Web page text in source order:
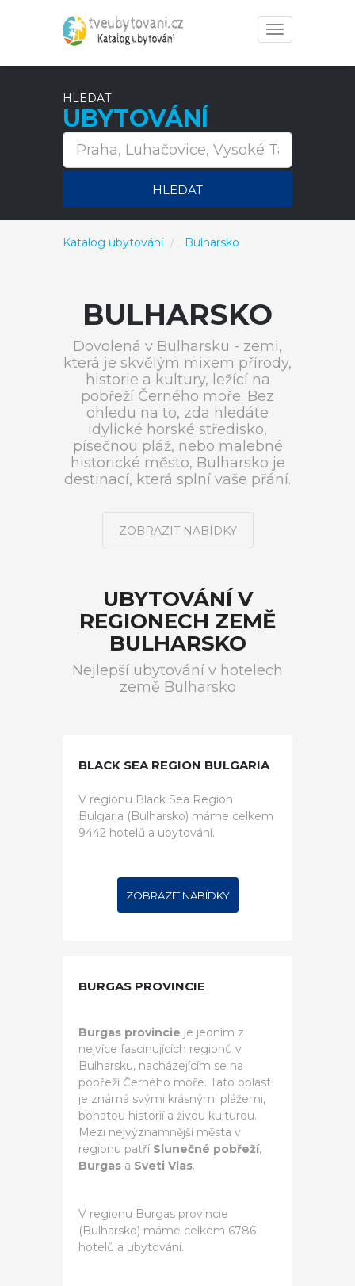
Toggle
navigation
HLEDAT
UBYTOVÁNÍ
HLEDAT
Katalog ubytování Bulharsko
BULHARSKO
Dovolená v Bulharsku - zemi,
která je skvělým mixem přírody,
historie a kultury, ležící na
pobřeží Černého moře. Bez
ohledu na to, zda hledáte
idylické horské středisko,
písečnou pláž, nebo malebné
historické město, Bulharsko je
destinací, která splní vaše přání.
ZOBRAZIT NABÍDKY
UBYTOVÁNÍ V
REGIONECH ZEMĚ
BULHARSKO
Nejlepší ubytování v hotelech
země Bulharsko
BLACK SEA REGION BULGARIA
V regionu Black Sea Region
Bulgaria (Bulharsko) máme celkem
9442 hotelů a ubytování.
ZOBRAZIT NABÍDKY
BURGAS PROVINCIE
Burgas provincie je jedním z
nejvíce fascinujících regionů v
Bulharsku, nacházejícím se na
pobřeží Černého moře. Tato oblast
je známá svými krásnými plážemi,
bohatou historií a živou kulturou.
Mezi nejvýznamnější města v
regionu patří Slunečné pobřeží,
Burgas a Sveti Vlas.
V regionu Burgas provincie
(Bulharsko) máme celkem 6786
hotelů a ubytování.